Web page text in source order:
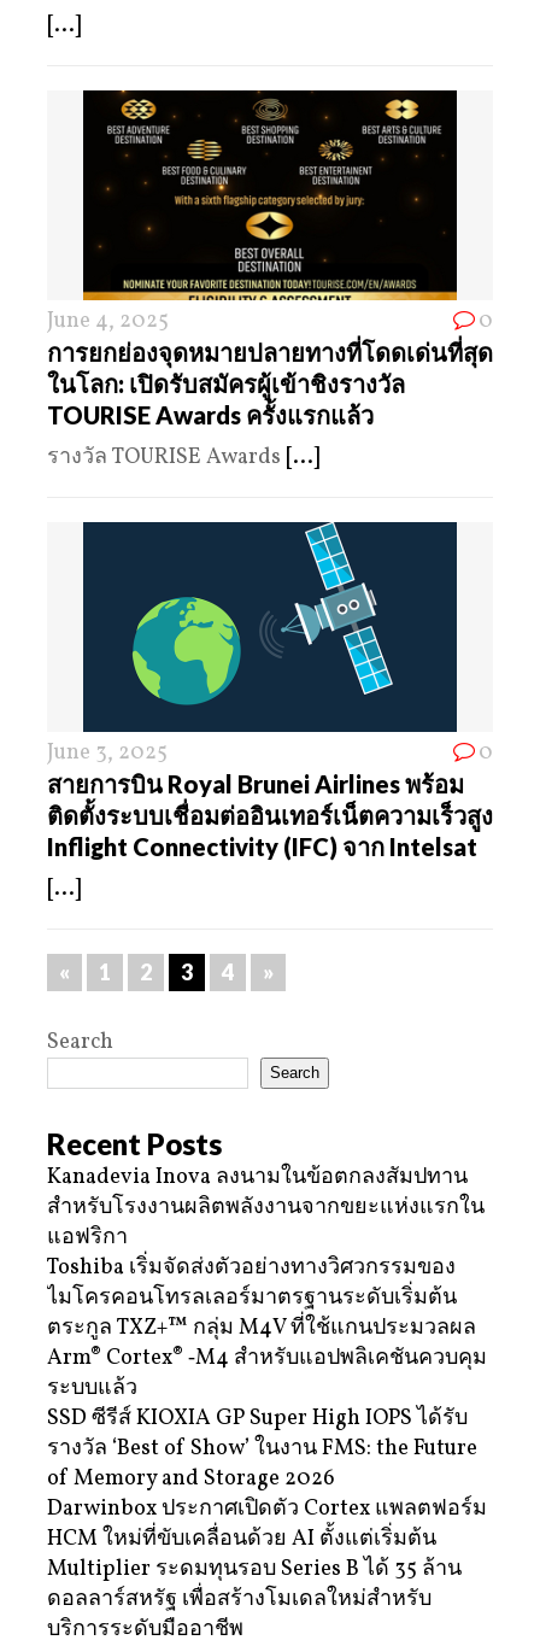
[...]
June 4, 2025 0
การยกย่องจุดหมายปลายทางที่โดดเด่นที่สุด
ในโลก: เปิดรับสมัครผู้เข้าชิงรางวัล
TOURISE Awards ครั้งแรกแล้ว
รางวัล TOURISE Awards [...]
June 3, 2025 0
สายการบิน Royal Brunei Airlines พร้อม
ติดตั้งระบบเชื่อมต่ออินเทอร์เน็ตความเร็วสูง
Inflight Connectivity (IFC) จาก Intelsat
[...]
« 1 2 3 4 »
Search
Search
Recent Posts
Kanadevia Inova ลงนามในข้อตกลงสัมปทาน
สำหรับโรงงานผลิตพลังงานจากขยะแห่งแรกใน
แอฟริกา
Toshiba เริ่มจัดส่งตัวอย่างทางวิศวกรรมของ
ไมโครคอนโทรลเลอร์มาตรฐานระดับเริ่มต้น
ตระกูล TXZ+™ กลุ่ม M4V ที่ใช้แกนประมวลผล
Arm® Cortex® ‑M4 สำหรับแอปพลิเคชันควบคุม
ระบบแล้ว
SSD ซีรีส์ KIOXIA GP Super High IOPS ได้รับ
รางวัล ‘Best of Show’ ในงาน FMS: the Future
of Memory and Storage 2026
Darwinbox ประกาศเปิดตัว Cortex แพลตฟอร์ม
HCM ใหม่ที่ขับเคลื่อนด้วย AI ตั้งแต่เริ่มต้น
Multiplier ระดมทุนรอบ Series B ได้ 35 ล้าน
ดอลลาร์สหรัฐ เพื่อสร้างโมเดลใหม่สำหรับ
บริการระดับมืออาชีพ